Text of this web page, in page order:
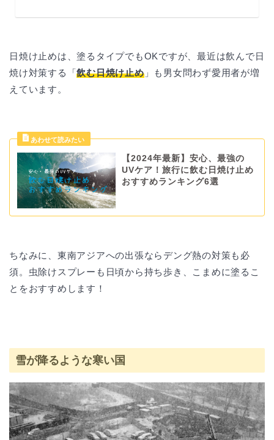
日焼け止めは、塗るタイプでもOKですが、最近は飲んで日
焼け対策する「飲む日焼け止め」も男女問わず愛用者が増
えています。
【2024年最新】安心、最強の
UVケア！旅行に飲む日焼け止め
おすすめランキング6選
ちなみに、東南アジアへの出張ならデング熱の対策も必
須。虫除けスプレーも日頃から持ち歩き、こまめに塗るこ
とをおすすめします！
雪が降るような寒い国